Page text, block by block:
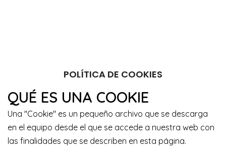
POLÍTICA DE COOKIES
QUÉ ES UNA COOKIE
Una "Cookie" es un pequeño archivo que se descarga
en el equipo desde el que se accede a nuestra web con
las finalidades que se describen en esta página.